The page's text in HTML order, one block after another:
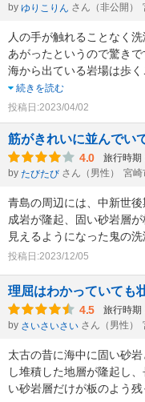
by ゆりこりん さん（非公開）
人の手が触れることなく
あがったというので驚きで
海から出ている岩場は歩
続きを読む
投稿日:2023/04/02
筋がきれいに並んでい
4.0 旅行時期
by たびたび さん（男性） 宮崎
青島の周辺には、中新世
成岩が隆起、固い砂岩層
見えるようになった鬼の
投稿日:2023/12/05
理屈はわかっていても
4.5 旅行時期
by さいさいさい さん（男性）
太古の昔に海中に固い砂
し堆積した地層が隆起し
い砂岩層だけが板のよう残